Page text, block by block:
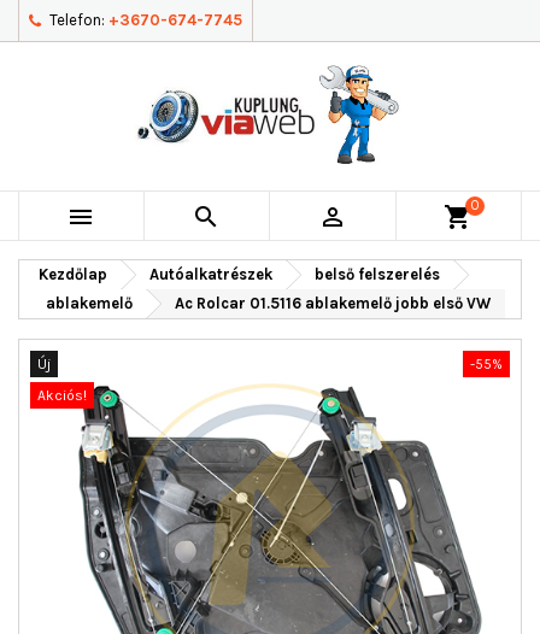
Telefon: +3670-674-7745
   shopping_cart0
Kezdőlap Autóalkatrészek
belső felszerelés
ablakemelő
Ac Rolcar 01.5116 ablakemelő jobb első VW
Új
-55%
Akciós!